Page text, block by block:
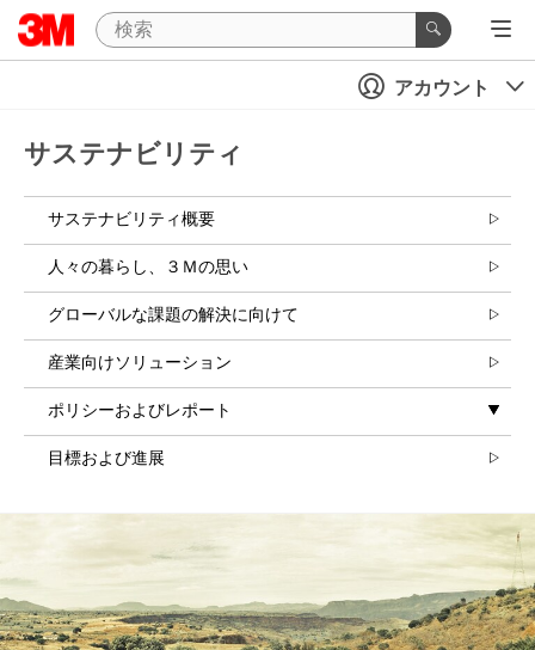
アカウント
サステナビリティ
サステナビリティ概要
人々の暮らし、３Ｍの思い
グローバルな課題の解決に向けて
産業向けソリューション
ポリシーおよびレポート
目標および進展